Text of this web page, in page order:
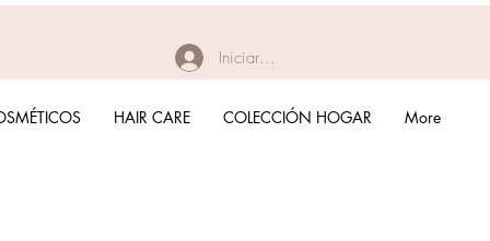
Iniciar sesión
HAIR CARE COLECCIÓN HOGAR More